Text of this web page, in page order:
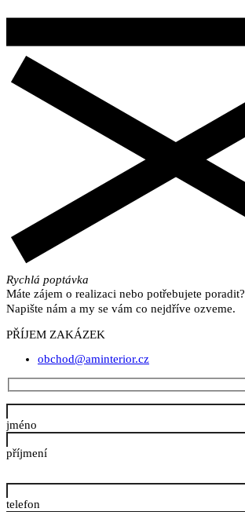
Rychlá poptávka
Máte zájem o realizaci nebo potřebujete poradit?
Napište nám a my se vám co nejdříve ozveme.
PŘÍJEM ZAKÁZEK
obchod@aminterior.cz
jméno
příjmení
telefon